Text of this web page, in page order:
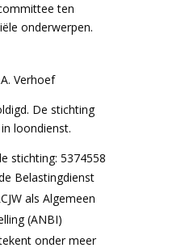
ten
onderwerpen.
Verhoef
De stichting
loondienst.
stichting: 5374558
Belastingdienst
als Algemeen
(ANBI)
onder meer